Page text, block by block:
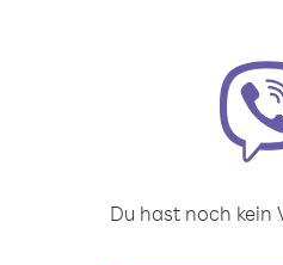
Du hast noch kein